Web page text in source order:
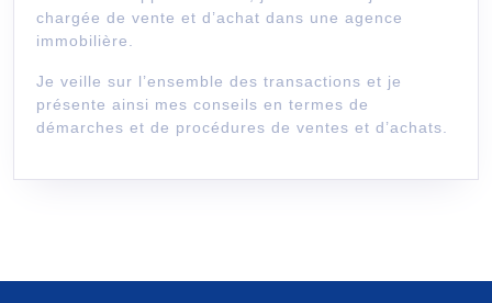
chargée de vente et d’achat dans une agence
immobilière.
Je veille sur l’ensemble des transactions et je
présente ainsi mes conseils en termes de
démarches et de procédures de ventes et d’achats.